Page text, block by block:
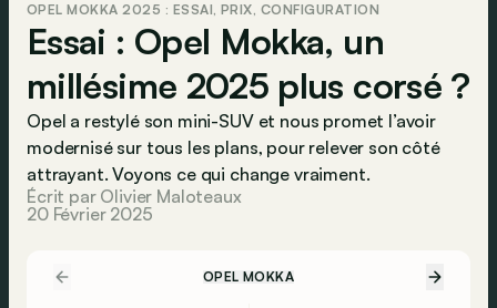
OPEL MOKKA 2025 : ESSAI, PRIX, CONFIGURATION
Essai : Opel Mokka, un
millésime 2025 plus corsé ?
Opel a restylé son mini-SUV et nous promet l’avoir
modernisé sur tous les plans, pour relever son côté
attrayant. Voyons ce qui change vraiment.
Écrit par Olivier Maloteaux
20 Février 2025
OPEL MOKKA